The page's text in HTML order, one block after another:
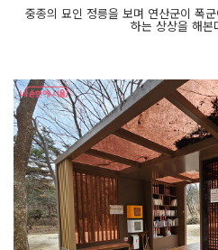
중종의 묘인 정릉을 보며 연산군이 폭
하는 상상을 해